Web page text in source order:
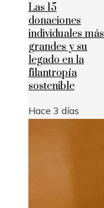
Las 15
donaciones
individuales más
grandes y su
legado en la
filantropía
sostenible
Hace 3 días